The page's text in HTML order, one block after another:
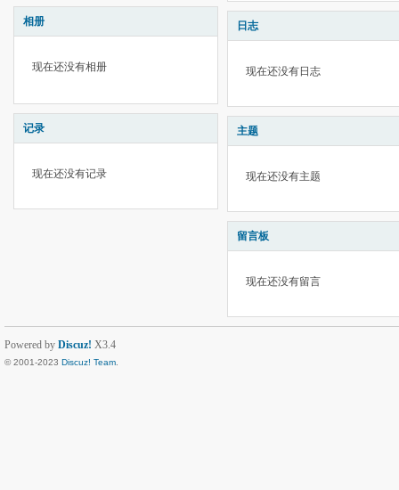
相册
现在还没有相册
记录
现在还没有记录
日志
现在还没有日志
主题
现在还没有主题
留言板
现在还没有留言
Powered by Discuz! X3.4
© 2001-2023 Discuz! Team